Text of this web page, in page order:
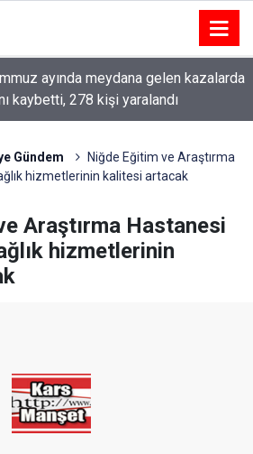
ayında meydana gelen kazalarda
kişinin cansız bedenine ulaşıldı
Gündem
Niğde Eğitim ve Araştırma
hizmetlerinin kalitesi artacak
Araştırma Hastanesi
hizmetlerinin